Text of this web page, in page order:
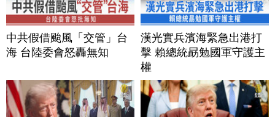
中共假借颱風「交管」台
海 台陸委會怒轟無知
漢光實兵濱海緊急出港打
擊 賴總統勗勉國軍守護主
權